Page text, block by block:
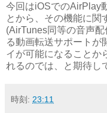
今回はiOSでのAirPlay
とから、その機能に関
(AirTunes同等の音声
る動画転送サポートが
イが可能になることか
れるのでは、と期待し
時刻: 23:11